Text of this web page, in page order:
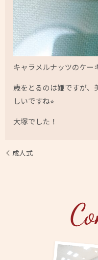
キャラメルナッツのケー
歳をとるのは嫌ですが、
しいですね⭐︎
大塚でした！
成人式